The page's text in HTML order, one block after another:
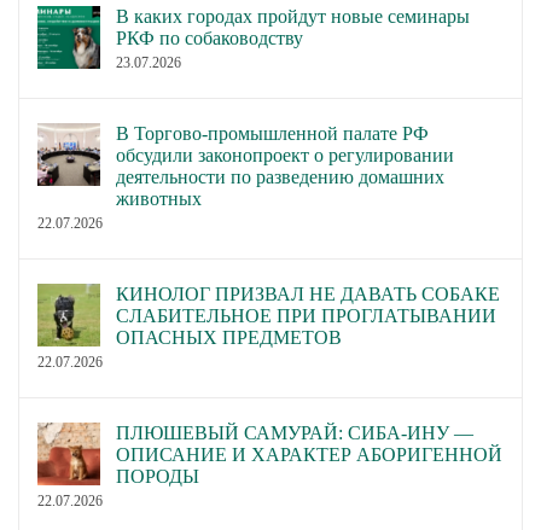
В каких городах пройдут новые семинары
РКФ по собаководству
23.07.2026
В Торгово-промышленной палате РФ
обсудили законопроект о регулировании
деятельности по разведению домашних
животных
22.07.2026
КИНОЛОГ ПРИЗВАЛ НЕ ДАВАТЬ СОБАКЕ
СЛАБИТЕЛЬНОЕ ПРИ ПРОГЛАТЫВАНИИ
ОПАСНЫХ ПРЕДМЕТОВ
22.07.2026
ПЛЮШЕВЫЙ САМУРАЙ: СИБА-ИНУ —
ОПИСАНИЕ И ХАРАКТЕР АБОРИГЕННОЙ
ПОРОДЫ
22.07.2026